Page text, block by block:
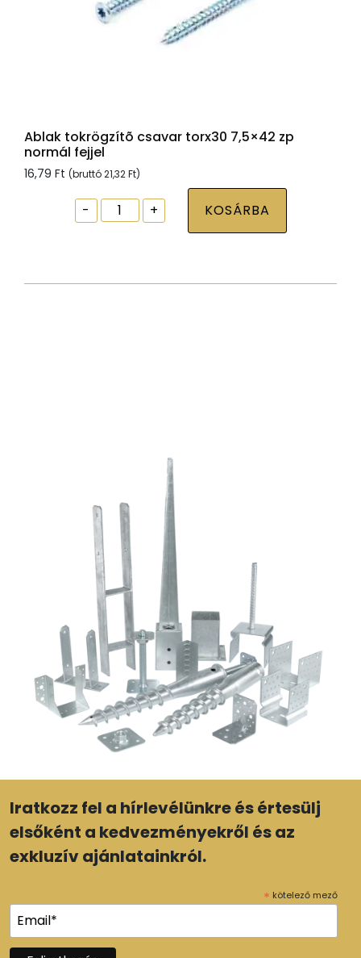
Ablak tokrögzítõ csavar torx30 7,5×42 zp
normál fejjel
16,79 Ft (bruttó21,32Ft)
-
Ablak
tokrögzítõ
7,5x42
+ KOSÁRBA
Iratkozz fel a hírlevélünkre és értesülj
elsőként a kedvezményekről és az
exkluzív ajánlatainkról.
* kötelező mező